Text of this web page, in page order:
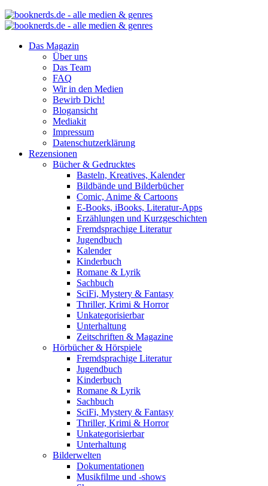
Das Magazin
Über uns
Das Team
FAQ
Wir in den Medien
Bewirb Dich!
Blogansicht
Mediakit
Impressum
Datenschutzerklärung
Rezensionen
Bücher & Gedrucktes
Basteln, Kreatives, Kalender
Bildbände und Bilderbücher
Comic, Anime & Cartoons
E-Books, iBooks, Literatur-Apps
Erzählungen und Kurzgeschichten
Fremdsprachige Literatur
Jugendbuch
Kalender
Kinderbuch
Romane & Lyrik
Sachbuch
SciFi, Mystery & Fantasy
Thriller, Krimi & Horror
Unkategorisierbar
Unterhaltung
Zeitschriften & Magazine
Hörbücher & Hörspiele
Fremdsprachige Literatur
Jugendbuch
Kinderbuch
Romane & Lyrik
Sachbuch
SciFi, Mystery & Fantasy
Thriller, Krimi & Horror
Unkategorisierbar
Unterhaltung
Bilderwelten
Dokumentationen
Musikfilme und -shows